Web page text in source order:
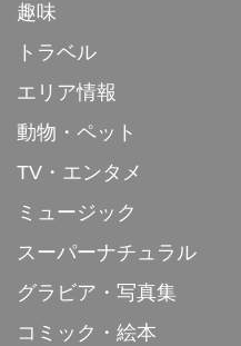
趣味
トラベル
エリア情報
動物・ペット
TV・エンタメ
ミュージック
スーパーナチュラル
グラビア・写真集
コミック・絵本